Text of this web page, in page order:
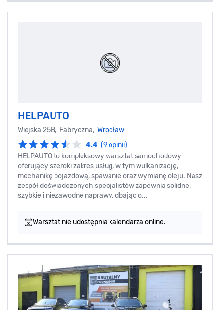
HELPAUTO
Wiejska 25B, Fabryczna, Wrocław
4.4 (9 opinii)
HELPAUTO to kompleksowy warsztat samochodowy
oferujący szeroki zakres usług, w tym wulkanizację,
mechanikę pojazdową, spawanie oraz wymianę oleju. Nasz
zespół doświadczonych specjalistów zapewnia solidne,
szybkie i niezawodne naprawy, dbając o...
Warsztat nie udostępnia kalendarza online.